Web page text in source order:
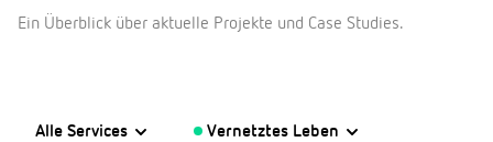
Insights
Ein Überblick über aktuelle Projekte und Case Studies.
Alle Services Vernetztes Leben